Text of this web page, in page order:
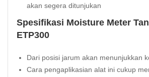
akan segera ditunjukan
Spesifikasi Moisture Meter
ETP300
Dari posisi jarum akan menunjukkan
Cara pengaplikasian alat ini cukup